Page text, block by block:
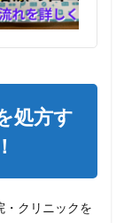
処方す
・クリニックを